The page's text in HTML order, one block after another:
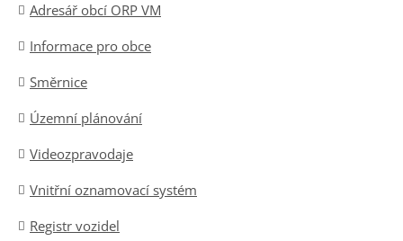
Adresář obcí ORP VM
Informace pro obce
Směrnice
Územní plánování
Videozpravodaje
Vnitřní oznamovací systém
Registr vozidel